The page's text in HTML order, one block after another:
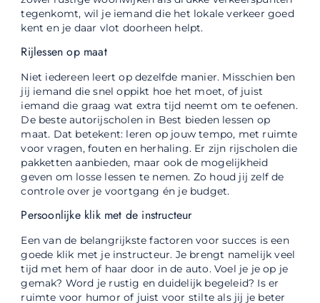
tegenkomt, wil je iemand die het lokale verkeer goed
kent en je daar vlot doorheen helpt.
Rijlessen op maat
Niet iedereen leert op dezelfde manier. Misschien ben
jij iemand die snel oppikt hoe het moet, of juist
iemand die graag wat extra tijd neemt om te oefenen.
De beste autorijscholen in Best bieden lessen op
maat. Dat betekent: leren op jouw tempo, met ruimte
voor vragen, fouten en herhaling. Er zijn rijscholen die
pakketten aanbieden, maar ook de mogelijkheid
geven om losse lessen te nemen. Zo houd jij zelf de
controle over je voortgang én je budget.
Persoonlijke klik met de instructeur
Een van de belangrijkste factoren voor succes is een
goede klik met je instructeur. Je brengt namelijk veel
tijd met hem of haar door in de auto. Voel je je op je
gemak? Word je rustig en duidelijk begeleid? Is er
ruimte voor humor of juist voor stilte als jij je beter